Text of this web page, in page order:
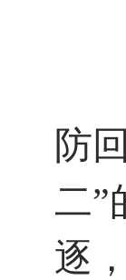
比
防
二”
逐